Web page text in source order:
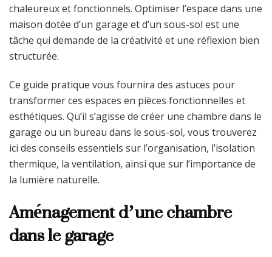
chaleureux et fonctionnels. Optimiser l’espace dans une
maison dotée d’un garage et d’un sous-sol est une
tâche qui demande de la créativité et une réflexion bien
structurée.
Ce guide pratique vous fournira des astuces pour
transformer ces espaces en pièces fonctionnelles et
esthétiques. Qu’il s’agisse de créer une chambre dans le
garage ou un bureau dans le sous-sol, vous trouverez
ici des conseils essentiels sur l’organisation, l’isolation
thermique, la ventilation, ainsi que sur l’importance de
la lumière naturelle.
Aménagement d’une chambre
dans le garage